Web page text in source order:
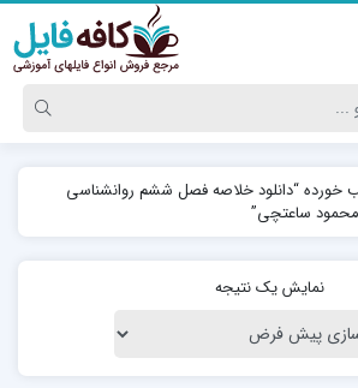
“دانلود خلاصه فصل ششم روانشناسی
ساعتچی”
نمایش یک نتیجه